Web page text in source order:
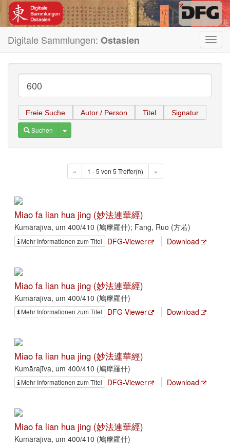
Digitale Sammlungen: Ostasien
Freie Suche Autor / Person Titel Signatur
Suchen Toggle Dropdown
« 1 - 5 von 5 Treffer(n) »
Miao fa lian hua jing (妙法連華經)
Kumārajīva, um 400/410 (鳩摩羅什); Fang, Ruo (方若)
Mehr Informationen zum Titel DFG-Viewer Download
Miao fa lian hua jing (妙法連華經)
Kumārajīva, um 400/410 (鳩摩羅什)
Mehr Informationen zum Titel DFG-Viewer Download
Miao fa lian hua jing (妙法連華經)
Kumārajīva, um 400/410 (鳩摩羅什)
Mehr Informationen zum Titel DFG-Viewer Download
Miao fa lian hua jing (妙法連華經)
Kumārajīva, um 400/410 (鳩摩羅什)